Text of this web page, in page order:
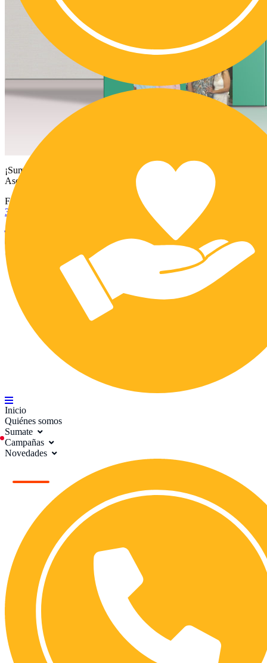
Inicio
Quiénes somos
Sumate
Campañas
Novedades
¡Sumate!
Asociación Civil
Ferroviarios 1332 | Barrio Crisol Norte
351 2309780